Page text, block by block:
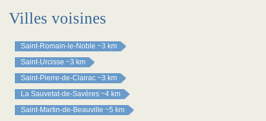
Villes voisines
Saint-Romain-le-Noble ~3 km
Saint-Urcisse ~3 km
Saint-Pierre-de-Clairac ~3 km
La Sauvetat-de-Savères ~4 km
Saint-Martin-de-Beauville ~5 km